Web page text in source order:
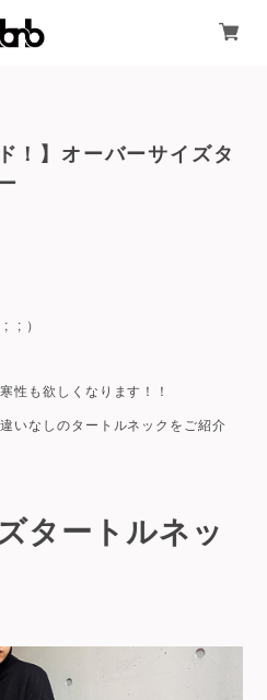
！】オーバーサイズタ
; ）
性も欲しくなります！！
いなしのタートルネックをご紹介
タートルネッ